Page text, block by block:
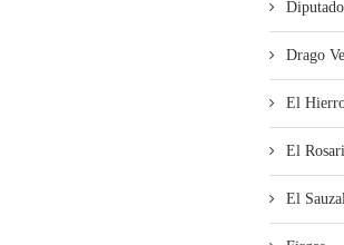
Drago
El
El
El Sauzal